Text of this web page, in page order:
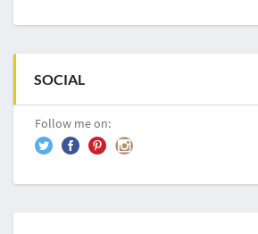
SOCIAL
Follow me on: